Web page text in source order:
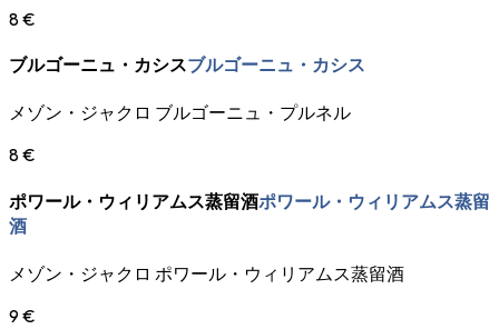
8 €
ブルゴーニュ・カシスブルゴーニュ・カシス
メゾン・ジャクロ ブルゴーニュ・プルネル
8 €
ポワール・ウィリアムス蒸留酒ポワール・ウィリアムス蒸留
酒
メゾン・ジャクロ ポワール・ウィリアムス蒸留酒
9 €